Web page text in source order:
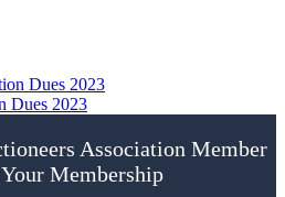
Dues 2023
Association Member
Membership